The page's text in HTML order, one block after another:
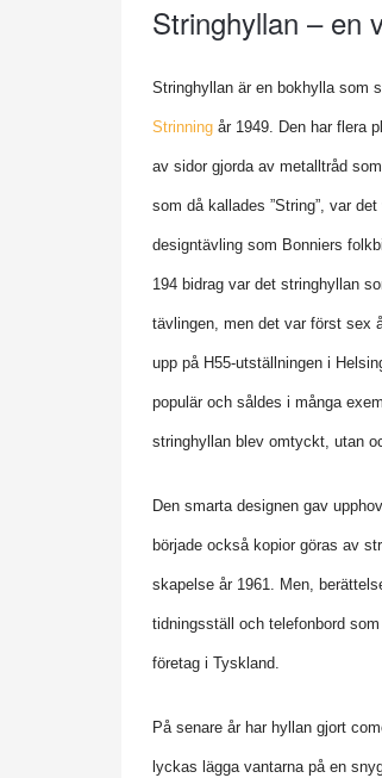
Stringhyllan – en
Stringhyllan är en bokhylla som
Strinning år 1949. Den har flera
av sidor gjorda av metalltråd
som då kallades ”String”, var
designtävling som Bonniers
194 bidrag var det stringhyllan
tävlingen, men det var först sex
upp på H55-utställningen i
populär och såldes i många
stringhyllan blev omtyckt, utan
Den smarta designen gav
började också kopior göras av
skapelse år 1961. Men,
tidningsställ och telefonbord
företag i Tyskland.
På senare år har hyllan gjort
lyckas lägga vantarna på en